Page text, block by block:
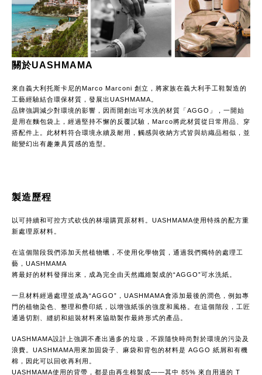
關於UASHMAMA
來自義大利托斯卡尼的Marco Marconi 創立，將家族在義大利手工鞋製造的
工藝經驗結合環保材質，發展出UASHMAMA。
品牌強調減少對環境的影響，因而開創出可水洗的材質「AGGO」，一開始
是用在麵包袋上，經過堅持不懈的反覆試驗，Marco將此材質從日常用品、穿
搭配件上。此材料符合環境永續及耐用，觸感與收納方式皆與紡織品相似，並
能變幻出有趣兼具質感的造型。
製造歷程
以可持續和可控方式砍伐的林場購買原材料。UASHMAMA使用特殊的配方重
新處理原材料。
在這個階段我們添加天然植物蠟，不使用化學物質，通過我們獨特的處理工
藝，UASHMAMA
將最好的材料發揮出來，成為完全由天然纖維製成的“AGGO”可水洗紙。
一旦材料經過處理並成為“AGGO”，UASHMAMA會添加最後的潤色，例如專
門的植物染色、整理和疊印紙，以增強紙張的強度和風格。在這個階段，工匠
通過切割、縫紉和組裝材料來協助製作最終形式的產品。
UASHMAMA設計上強調不產出過多的垃圾，不跟隨快時尚對於環境的污染及
浪費。UASHMAMA用來加固袋子、麻袋和背包的材料是 AGGO 紙屑和有機
棉，因此可以回收再利用。
UASHMAMA使用的背帶，都是由再生棉製成——其中 85% 來自用過的 T